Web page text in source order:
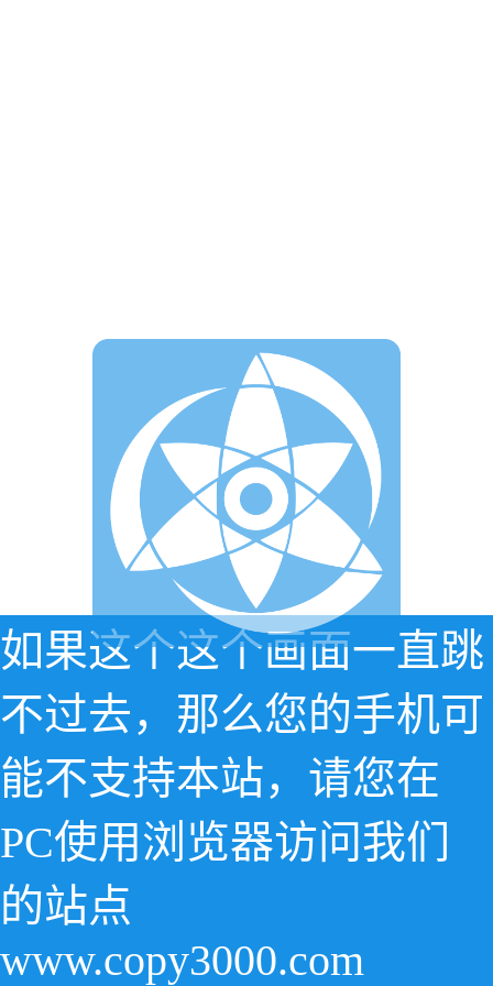
如果这个这个画面一直跳
不过去，那么您的手机可
能不支持本站，请您在
PC使用浏览器访问我们
的站点
www.copy3000.com